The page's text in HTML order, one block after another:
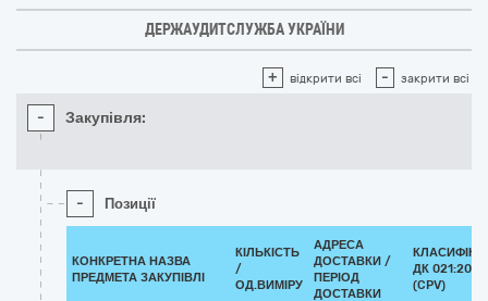
ДЕРЖАУДИТСЛУЖБА УКРАЇНИ
+ відкрити всі - закрити всі
- Закупівля:
- Позиції
КОНКРЕТНА НАЗВА
ПРЕДМЕТА ЗАКУПІВЛІ
КІЛЬКІСТЬ
/
ОД.ВИМІРУ
АДРЕСА
ДОСТАВКИ /
ПЕРІОД
ДОСТАВКИ
ДК 021:2015
(CPV)